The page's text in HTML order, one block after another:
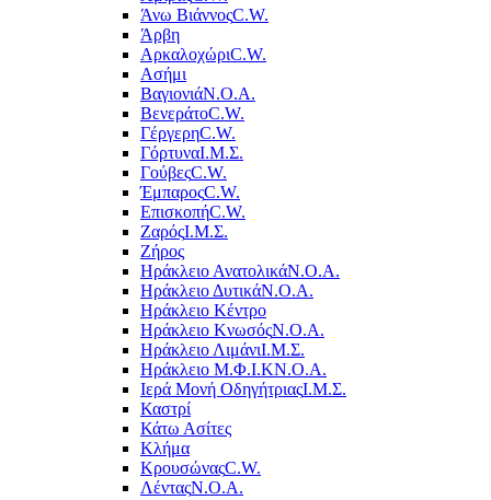
Άνω ΒιάννοςC.W.
Άρβη
ΑρκαλοχώριC.W.
Ασήμι
ΒαγιονιάΝ.Ο.Α.
ΒενεράτοC.W.
ΓέργερηC.W.
ΓόρτυναΙ.Μ.Σ.
ΓούβεςC.W.
ΈμπαροςC.W.
ΕπισκοπήC.W.
ΖαρόςΙ.Μ.Σ.
Ζήρος
Ηράκλειο ΑνατολικάΝ.Ο.Α.
Ηράκλειο ΔυτικάΝ.Ο.Α.
Ηράκλειο Κέντρο
Ηράκλειο ΚνωσόςΝ.Ο.Α.
Ηράκλειο ΛιμάνιΙ.Μ.Σ.
Ηράκλειο Μ.Φ.Ι.ΚΝ.Ο.Α.
Ιερά Μονή ΟδηγήτριαςΙ.Μ.Σ.
Καστρί
Κάτω Ασίτες
Κλήμα
ΚρουσώναςC.W.
ΛένταςΝ.Ο.Α.